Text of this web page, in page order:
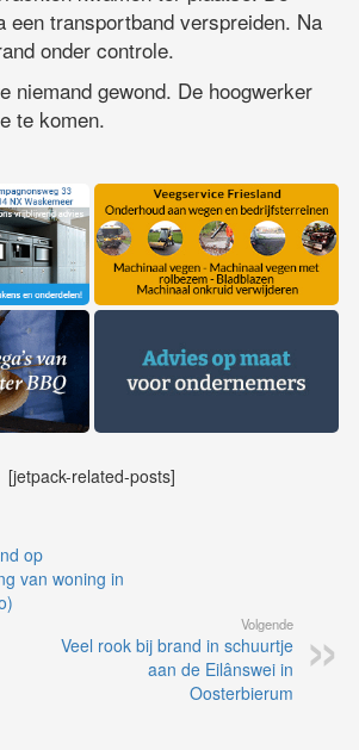
een transportband verspreiden. Na
onder controle.
niemand gewond. De hoogwerker
te komen.
[jetpack-related-posts]
op
van woning in
Volgende
Veel rook bij brand in schuurtje
aan de Eilânswei in
Oosterbierum